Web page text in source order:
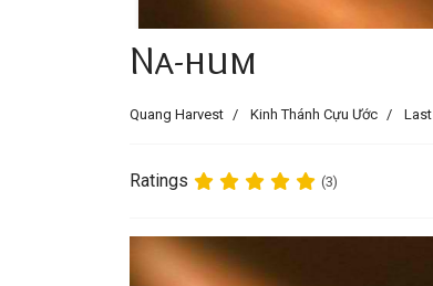
Na-hum
Quang Harvest Kinh Thánh Cựu Ước
Ratings (3)